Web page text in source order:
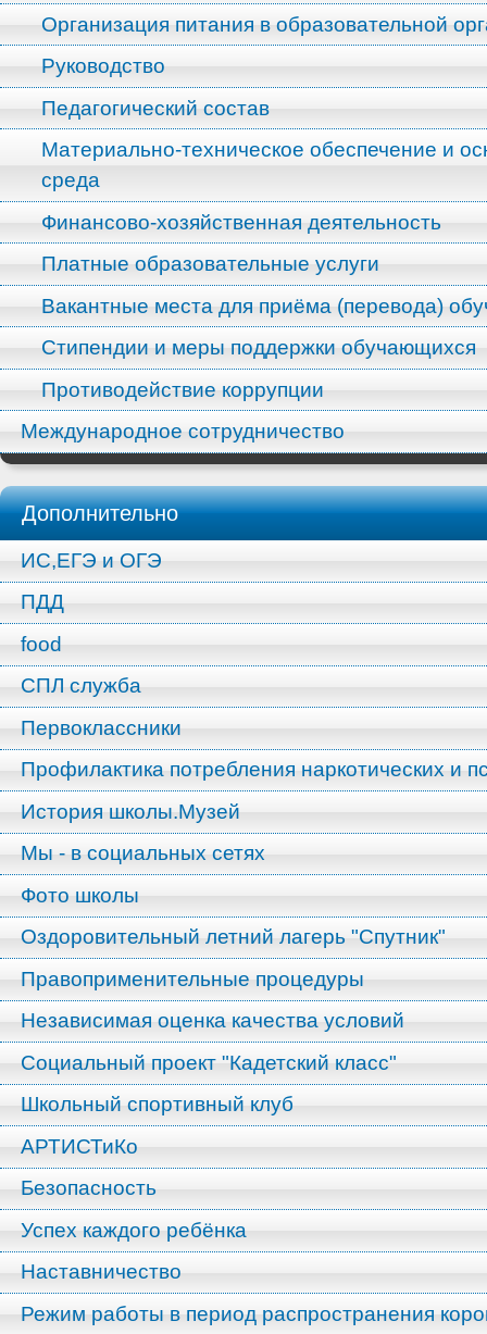
Организация питания в образовательной
Руководство
Педагогический состав
Материально-техническое обеспечение и
среда
Финансово-хозяйственная деятельность
Платные образовательные услуги
Вакантные места для приёма (перевода)
Стипендии и меры поддержки обучающихся
Противодействие коррупции
Международное сотрудничество
Дополнительно
ИС,ЕГЭ и ОГЭ
ПДД
food
СПЛ служба
Первоклассники
Профилактика потребления наркотических и
История школы.Музей
Мы - в социальных сетях
Фото школы
Оздоровительный летний лагерь "Спутник"
Правоприменительные процедуры
Независимая оценка качества условий
Социальный проект "Кадетский класс"
Школьный спортивный клуб
АРТИСТиКо
Безопасность
Успех каждого ребёнка
Наставничество
Режим работы в период распространения